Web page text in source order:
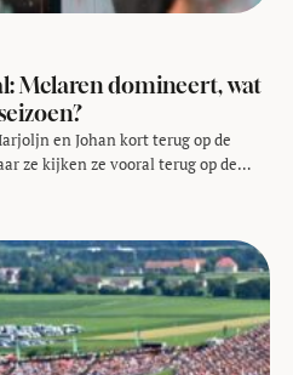
Mclaren domineert, wat
en Johan kort terug op de
ze kijken ze vooral terug op de
oog uiteraard vast vooruit op